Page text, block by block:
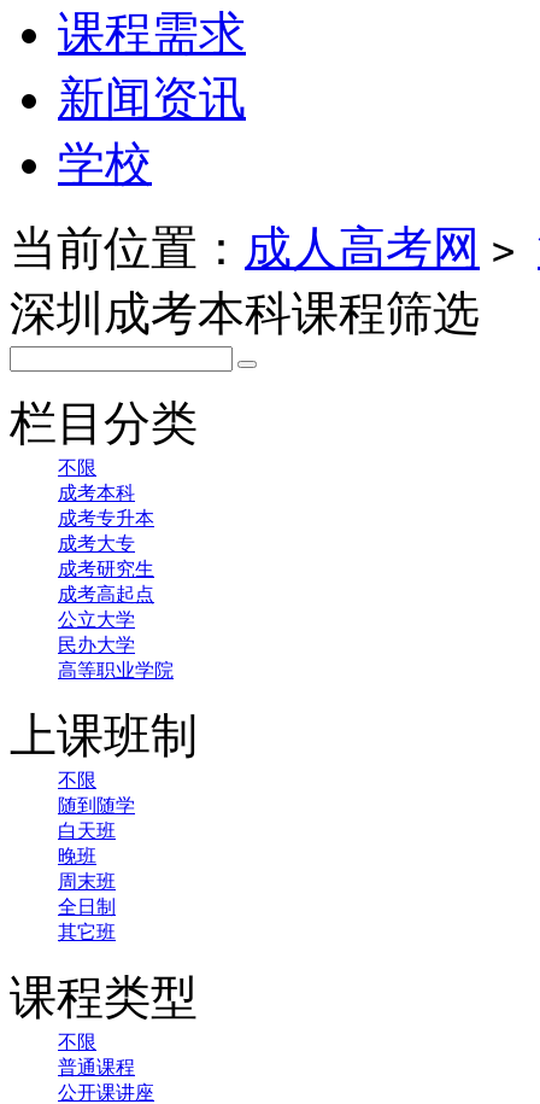
课程需求
新闻资讯
学校
当前位置： 成人高考网 >
深圳成考本科课程筛选
栏目分类
不限
成考本科
成考专升本
成考大专
成考研究生
成考高起点
公立大学
民办大学
高等职业学院
上课班制
不限
随到随学
白天班
晚班
周末班
全日制
其它班
课程类型
不限
普通课程
公开课讲座